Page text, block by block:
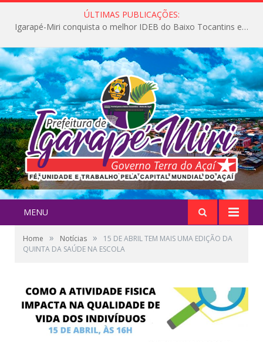
ÚLTIMAS PUBLICAÇÕES:
Igarapé-Miri conquista o melhor IDEB do Baixo Tocantins e avança na qualidade da educação pública
MENU
Home » Notícias »
15 DE ABRIL TEM MAIS UMA EDIÇÃO DA
QUINTA DA SAÚDE NA ESCOLA